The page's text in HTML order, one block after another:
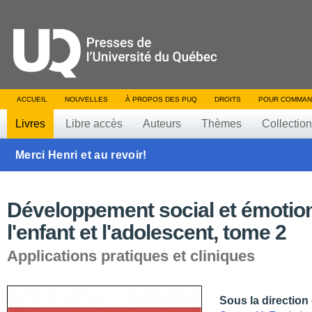
ACCUEIL NOUVELLES À PROPOS DES PUQ DROITS POUR
Livres Libre accès Auteurs Thèmes
Merci Henri et au revoir!
Développement social et
l'enfant et l'adolescent, tome 2
Applications pratiques et cliniques
Sous la direction